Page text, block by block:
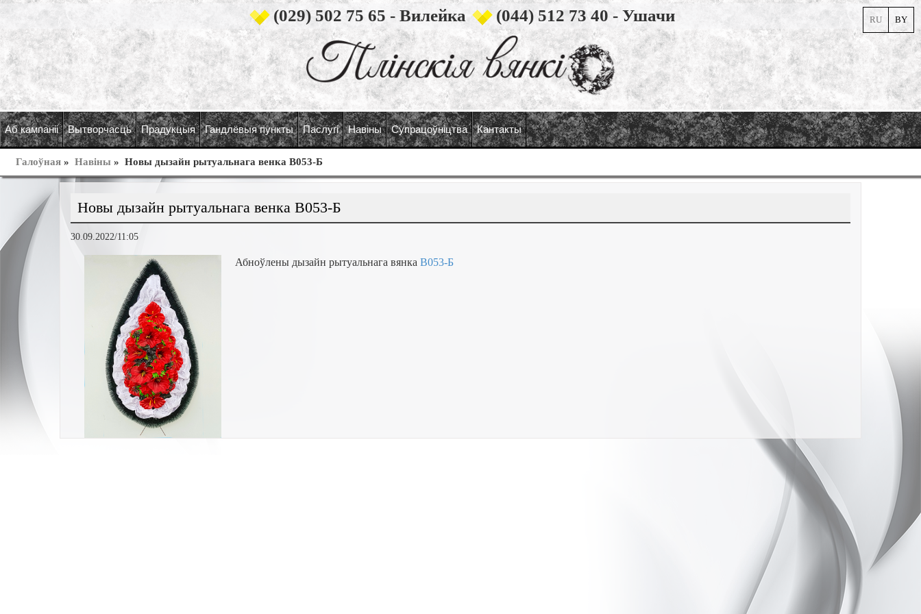
(029) 502 75 65 - Вилейка (044) 512 73 40 - Ушачи RU BY
Аб кампаніі Вытворчасць Прадукцыя Гандлёвыя пункты Паслугi Навiны Супрацоўнiцтва Кантакты
Галоўная » Навіны » Новы дызайн рытуальнага венка В053-Б
Новы дызайн рытуальнага венка В053-Б
30.09.2022/11:05
Абноўлены дызайн рытуальнага вянка В053-Б